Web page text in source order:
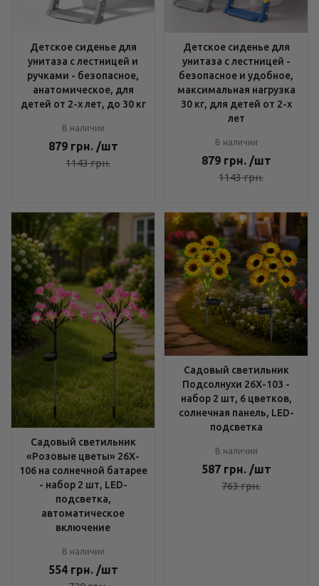
Детское сиденье для
унитаза с лестницей и
ручками - безопасное,
анатомическое, для
детей от 2-х лет, до 30 кг
В наличии
879 грн. /шт
1143грн.
Детское сиденье для
унитаза с лестницей -
безопасное и удобное,
максимальная нагрузка
30 кг, для детей от 2-х
лет
В наличии
879 грн. /шт
1143грн.
Садовый светильник
«Розовые цветы» 26X-
106 на солнечной батарее
- набор 2 шт, LED-
подсветка,
автоматическое
включение
В наличии
554 грн. /шт
Садовый светильник
Подсолнухи 26X-103 -
набор 2 шт, 6 цветков,
солнечная панель, LED-
подсветка
В наличии
587 грн. /шт
763грн.